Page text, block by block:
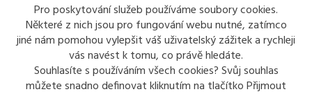
Pro poskytování služeb používáme soubory cookies.
Některé z nich jsou pro fungování webu nutné, zatímco
jiné nám pomohou vylepšit váš uživatelský zážitek a rychleji
vás navést k tomu, co právě hledáte.
Souhlasíte s používáním všech cookies? Svůj souhlas
můžete snadno definovat kliknutím na tlačítko Přijmout
EXTOL INDUSTRIAL Fréza karbidová, válcová s čelním
ozubením, průměr 10 x 20 mm, stopka 6 mm - 870371
stopkové obrysové frézy EXTOL INDUSTRIAL jsou vyrobeny z
kvalitního wolfram karbidu a jsou vhodné pro odhrotování, broušení a
opracování kovových materiálů jako je litina, ocelo-litina, slitiny uhlí